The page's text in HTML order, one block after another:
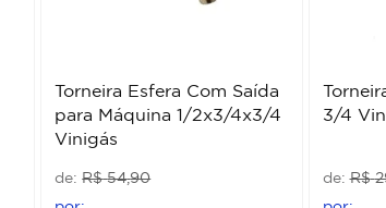
Torneira Esfera Com Saída
para Máquina 1/2x3/4x3/4
Vinigás
R$ 54,90
3/4
R$